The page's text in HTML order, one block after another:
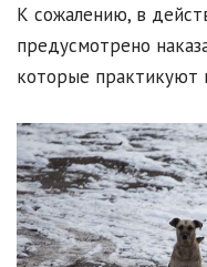
К сожалению, в
предусмотрено
которые практикуют